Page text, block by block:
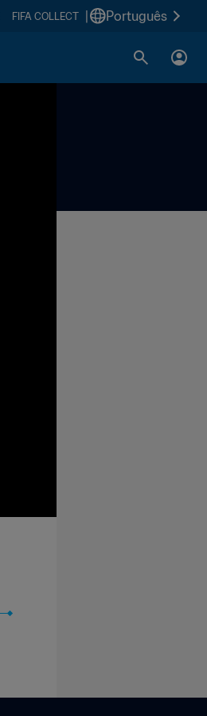
FIFA COLLECT Português